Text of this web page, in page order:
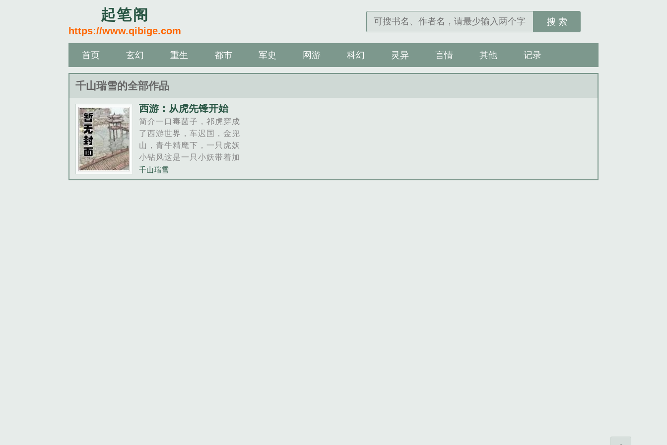
起笔阁
https://www.qibige.com
搜 索
首页 玄幻 重生 都市 军史 网游 科幻 灵异 言情 其他 记录
千山瑞雪的全部作品
西游：从虎先锋开始
简介一口毒菌子，祁虎穿成
了西游世界，车迟国，金兜
山，青牛精麾下，一只虎妖
小钻风这是一只小妖带着加
点系统，在三界摸爬滚打，
终成大妖的故事。Ps无封
千山瑞雪